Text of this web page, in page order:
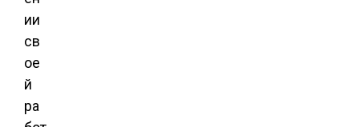
ии
св
ое
й
ра